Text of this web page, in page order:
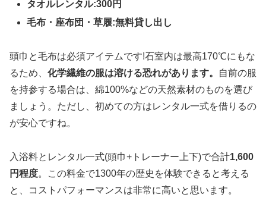
タオルレンタル:300円
毛布・座布団・草履:無料貸し出し
頭巾と毛布は必須アイテムです!石室内は最高170℃にもな
るため、 化学繊維の服は溶ける恐れがあります。
自前の服
を持参する場合は、綿100%などの天然素材のものを選び
ましょう。ただし、初めての方はレンタル一式を借りるの
が安心ですね。
入浴料とレンタル一式(頭巾+トレーナー上下)で合計1,600
円程度。この料金で1300年の歴史を体験できると考える
と、コストパフォーマンスは非常に高いと思います。